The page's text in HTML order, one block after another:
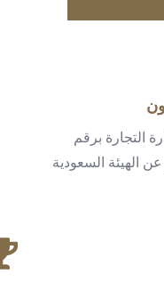
التجارة برقم
عن الهيئة السعودية